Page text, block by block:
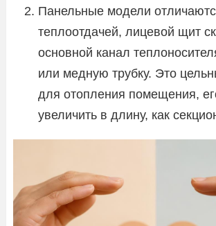
Панельные модели
теплоотдачей, лицевой щит
основной канал
или медную трубку. Это
для отопления помещения,
увеличить в длину, как